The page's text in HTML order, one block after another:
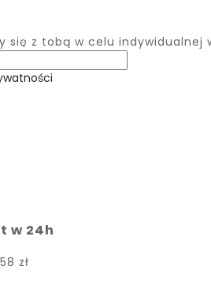
się z tobą w celu indywidualnej
w 24h
zł